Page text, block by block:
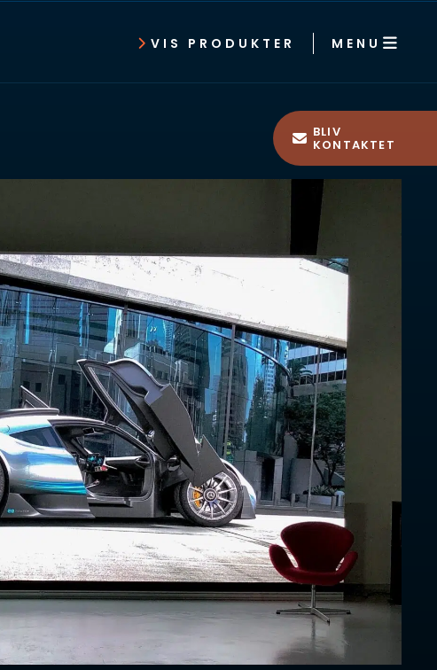
VIS PRODUKTER MENU
BLIV
KONTAKTET